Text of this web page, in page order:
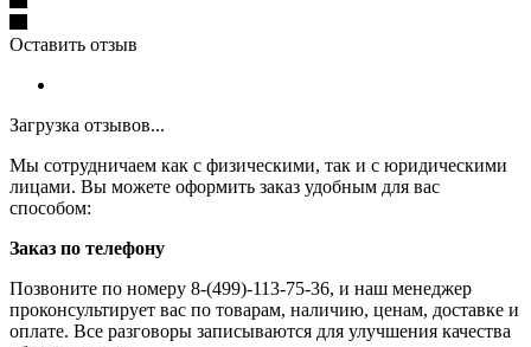
Оставить отзыв
Загрузка отзывов...
Мы сотрудничаем как с физическими, так и с юридическими
лицами. Вы можете оформить заказ удобным для вас
способом:
Заказ по телефону
Позвоните по номеру 8-(499)-113-75-36, и наш менеджер
проконсультирует вас по товарам, наличию, ценам, доставке и
оплате. Все разговоры записываются для улучшения качества